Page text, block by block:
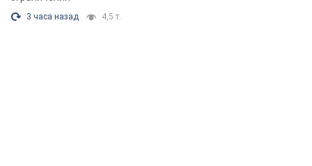
3 часа назад 4,5 т.